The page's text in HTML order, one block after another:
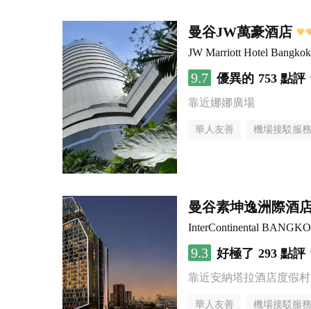
曼谷JW萬豪酒店
JW Marriott Hotel Bangkok
9.7 優異的 753 點評
靠近娜娜廣場
華人友善 機場接駁服務
曼谷素坤逸洲際酒
InterContinental
9.3 好極了 293 點評
靠近安納塔拉酒店度假
華人友善 機場接駁服務